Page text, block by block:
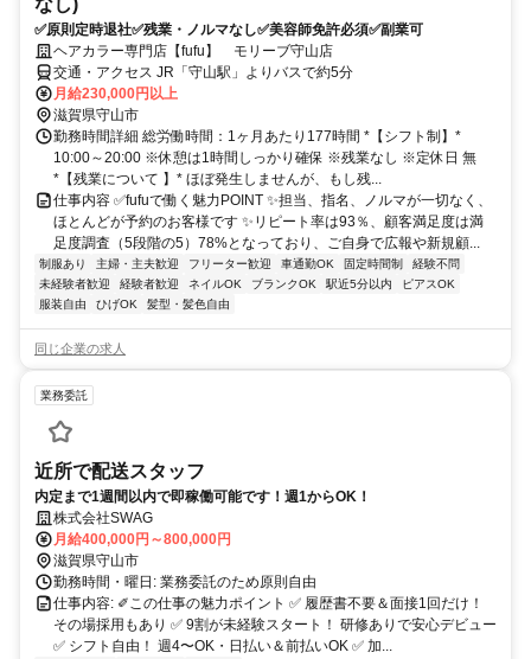
なし)
✅原則定時退社✅残業・ノルマなし✅美容師免許必須✅副業可
ヘアカラー専門店【fufu】 モリーブ守山店
交通・アクセス JR「守山駅」よりバスで約5分
月給230,000円以上
滋賀県守山市
勤務時間詳細 総労働時間：1ヶ月あたり177時間 *【シフト制】*
10:00～20:00 ※休憩は1時間しっかり確保 ※残業なし ※定休日 無
*【残業について 】* ほぼ発生しませんが、もし残...
仕事内容 ✅fufuで働く魅力POINT ✨担当、指名、ノルマが一切なく、
ほとんどが予約のお客様です ✨リピート率は93％、顧客満足度は満
足度調査（5段階の5）78%となっており、ご自身で広報や新規顧...
制服あり 主婦・主夫歓迎 フリーター歓迎 車通勤OK 固定時間制
経験不問
未経験者歓迎
経験者歓迎 ネイルOK ブランクOK 駅近5分以内
ピアスOK
服装自由
ひげOK 髪型・髪色自由
同じ企業の求人
業務委託
近所で配送スタッフ
内定まで1週間以内で即稼働可能です！週1からOK！
株式会社SWAG
月給400,000円～800,000円
滋賀県守山市
勤務時間・曜日: 業務委託のため原則自由
仕事内容: ✐この仕事の魅力ポイント ✅ 履歴書不要＆面接1回だけ！
その場採用もあり ✅ 9割が未経験スタート！ 研修ありで安心デビュー
✅ シフト自由！ 週4〜OK・日払い＆前払いOK ✅ 加...